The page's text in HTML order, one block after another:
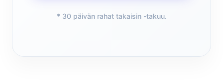
* 30 päivän rahat takaisin -takuu.